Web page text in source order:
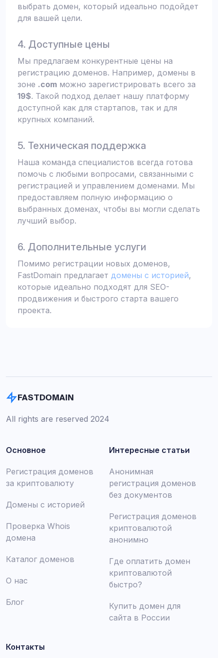
выбрать домен, который идеально подойдет
для вашей цели.
4. Доступные цены
Мы предлагаем конкурентные цены на
регистрацию доменов. Например, домены в
зоне .com можно зарегистрировать всего за
19$. Такой подход делает нашу платформу
доступной как для стартапов, так и для
крупных компаний.
5. Техническая поддержка
Наша команда специалистов всегда готова
помочь с любыми вопросами, связанными с
регистрацией и управлением доменами. Мы
предоставляем полную информацию о
выбранных доменах, чтобы вы могли сделать
лучший выбор.
6. Дополнительные услуги
Помимо регистрации новых доменов,
FastDomain предлагает домены с историей,
которые идеально подходят для SEO-
продвижения и быстрого старта вашего
проекта.
FASTDOMAIN
All rights are reserved 2024
Основное
Регистрация доменов
за криптовалюту
Домены с историей
Проверка Whois
домена
Каталог доменов
О нас
Блог
Интересные статьи
Анонимная
регистрация доменов
без документов
Регистрация доменов
криптовалютой
анонимно
Где оплатить домен
криптовалютой
быстро?
Купить домен для
сайта в России
Контакты